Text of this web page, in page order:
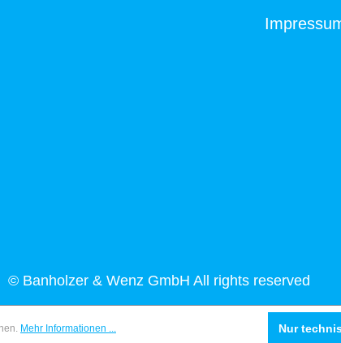
© Banholzer & Wenz GmbH All rights reserved
Mehr Informationen ... Nur